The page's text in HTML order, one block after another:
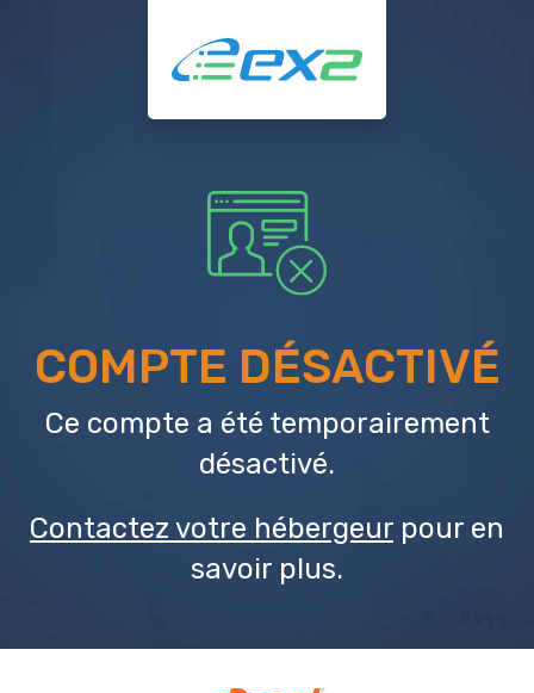
COMPTE DÉSACTIVÉ
Ce compte a été temporairement
désactivé.
Contactez votre hébergeur pour en
savoir plus.